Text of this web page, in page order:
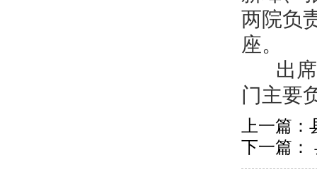
两院负
座。
出席
门主要
上一篇：
下一篇：